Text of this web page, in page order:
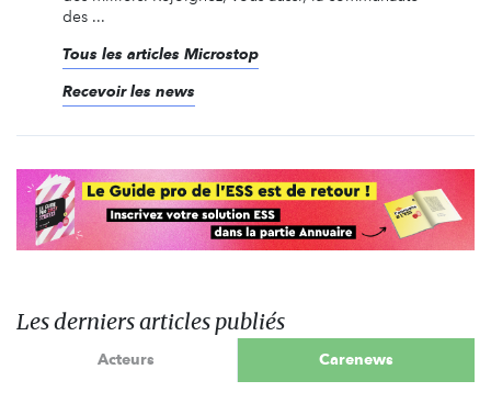
des ...
Tous les articles Microstop
Recevoir les news
Les derniers articles publiés
Acteurs Carenews